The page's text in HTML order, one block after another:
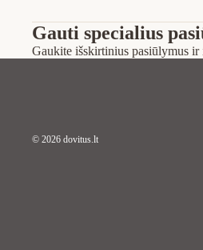
Gauti specialius
Gaukite išskirtinius pasiūlymus ir
© 2026 dovitus.lt